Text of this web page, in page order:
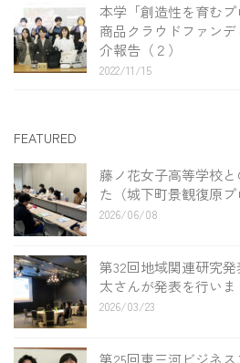
本学「創造性を育む
商品クラウドファン
介報告（２）
2022/11/15
FEATURED
藤ノ花女子高等学校
た（城下町景観復原プ
2026/06/08
第32回地域関連研究
太さんが発表を行いま
2026/03/23
第25回東三河ビジネ